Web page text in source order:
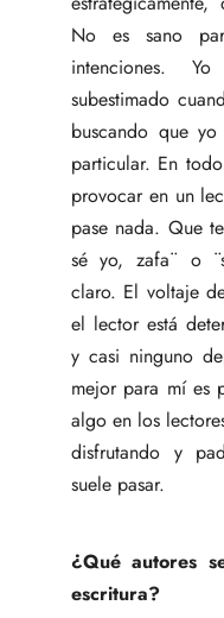
No es sano
intenciones.
subestimado
buscando que
particular. En
provocar en un
pase nada. Que
sé yo, zafa¨ o
claro. El voltaje
el lector está
y casi ninguno
mejor para mí es
algo en los
disfrutando y
suele pasar.
¿Qué autores
escritura?